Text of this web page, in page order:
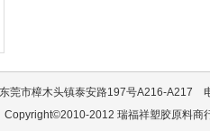
莞市樟木头镇泰安路197号A216-
Copyright©2010-2012 瑞福祥塑胶原料